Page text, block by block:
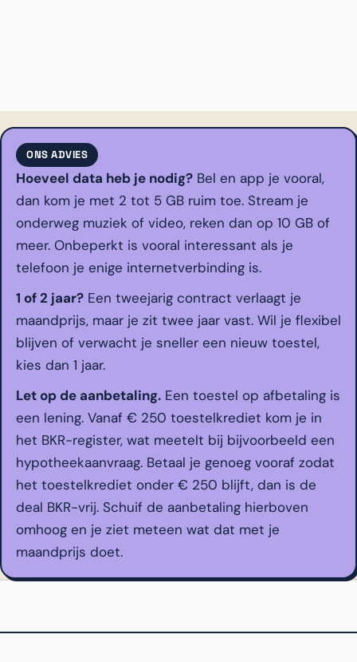
ONS ADVIES
Hoeveel data heb je nodig? Bel en app je vooral,
dan kom je met 2 tot 5 GB ruim toe. Stream je
onderweg muziek of video, reken dan op 10 GB of
meer. Onbeperkt is vooral interessant als je
telefoon je enige internetverbinding is.
1 of 2 jaar? Een tweejarig contract verlaagt je
maandprijs, maar je zit twee jaar vast. Wil je flexibel
blijven of verwacht je sneller een nieuw toestel,
kies dan 1 jaar.
Let op de aanbetaling. Een toestel op afbetaling is
een lening. Vanaf € 250 toestelkrediet kom je in
het BKR-register, wat meetelt bij bijvoorbeeld een
hypotheekaanvraag. Betaal je genoeg vooraf zodat
het toestelkrediet onder € 250 blijft, dan is de
deal BKR-vrij. Schuif de aanbetaling hierboven
omhoog en je ziet meteen wat dat met je
maandprijs doet.